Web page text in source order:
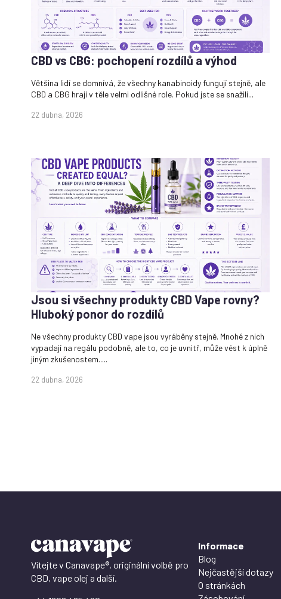
CBD vs CBG: pochopení rozdílů a výhod
22 dubna, 2026
Většina lidí se domnívá, že všechny kanabinoidy fungují stejně, ale
CBD a CBG hrají v těle velmi odlišné role. Pokud jste se snažili...
Jsou si všechny produkty CBD Vape rovny?
Hluboký ponor do rozdílů
22 dubna, 2026
Ne všechny produkty CBD vape jsou vyráběny stejně. Mnohé z nich
vypadají na regálu podobně, ale to, co je uvnitř, může vést k úplně
jiným zkušenostem.....
Vítejte v Canavape®, originální volbě pro
CBD, vape olej a další.
Informace
Blog
Nejčastější dotazy
O stránkách